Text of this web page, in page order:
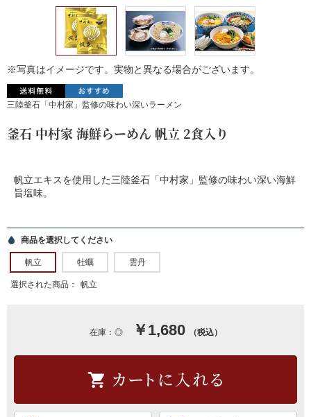
※写真はイメージです。実物と異なる場合がございます。
三陸釜石「中村家」監修の味わい深いラーメン
釜石 中村家 海鮮らーめん 帆立 2食入り
帆立エキスを使用した三陸釜石「中村家」監修の味わい深い海鮮
旨塩味。
商品を選択してください
帆立 牡蠣 雲丹
選択された商品： 帆立
在庫：◎ ￥1,680 （税込）